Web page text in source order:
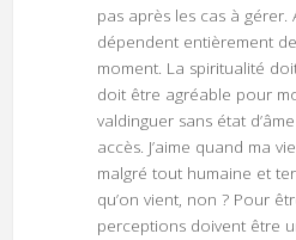
pas après les cas à gérer.
dépendent entièrement
moment. La spiritualité
doit être agréable pour
valdinguer sans état
accès. J’aime quand ma
malgré tout humaine et
qu’on vient, non ? Pour
perceptions doivent être